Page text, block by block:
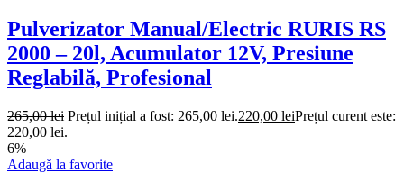
Pulverizator Manual/Electric RURIS RS
2000 – 20l, Acumulator 12V, Presiune
Reglabilă, Profesional
265,00lei Prețul inițial a fost: 265,00 lei.220,00 leiPrețul curent este:
220,00 lei.
6%
Adaugă la favorite